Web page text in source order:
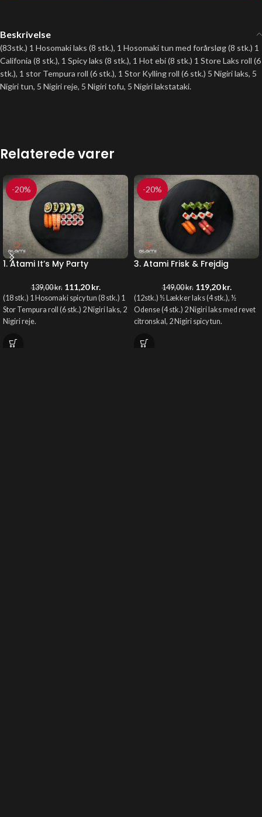
Beskrivelse
(83stk.) 1 Hosomaki laks (8 stk.), 1 Hosomaki tun med forårsløg (8 stk.) 1
Califonia (8 stk.), 1 Spicy laks (8 stk.), 1 Hot ebi (8 stk.) 1 Store Laks roll (6
stk.), 1 stor Tempura roll (6 stk.), 1 Stor Kylling roll (6 stk.) 5 Nigiri laks, 5
Nigiri tun, 5 Nigiri reje, 5 Nigiri tofu, 5 Nigiri lakstataki.
Relaterede varer
-20%
1. Atami It’s My Party
139,00kr. 111,20kr.
(18 stk.) 1 Hosomaki spicy tun (8 stk.) 1
Stor Tempura roll (6 stk.) 2 Nigiri laks, 2
Nigiri reje.
-20%
3. Atami Frisk & Frejdig
149,00kr. 119,20kr.
(12stk.) ½ Lækker laks (4 stk.), ½
Odense (4 stk.) 2 Nigiri laks med revet
citronskal, 2 Nigiri spicy tun.